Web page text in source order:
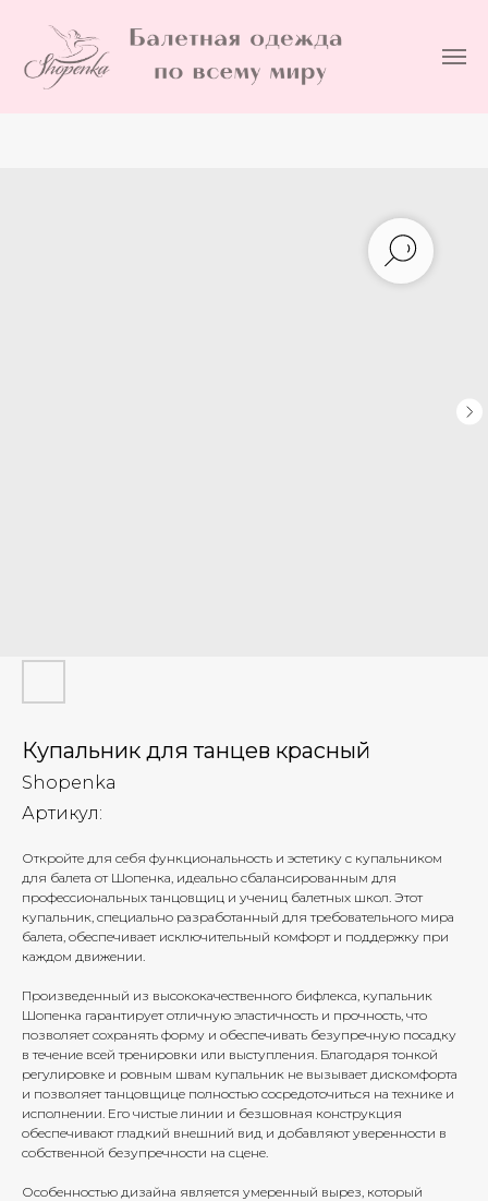
Купальник для танцев красный
Shopenka
Артикул:
Откройте для себя функциональность и эстетику с купальником
для балета от Шопенка, идеально сбалансированным для
профессиональных танцовщиц и учениц балетных школ. Этот
купальник, специально разработанный для требовательного мира
балета, обеспечивает исключительный комфорт и поддержку при
каждом движении.
Произведенный из высококачественного бифлекса, купальник
Шопенка гарантирует отличную эластичность и прочность, что
позволяет сохранять форму и обеспечивать безупречную посадку
в течение всей тренировки или выступления. Благодаря тонкой
регулировке и ровным швам купальник не вызывает дискомфорта
и позволяет танцовщице полностью сосредоточиться на технике и
исполнении. Его чистые линии и безшовная конструкция
обеспечивают гладкий внешний вид и добавляют уверенности в
собственной безупречности на сцене.
Особенностью дизайна является умеренный вырез, который